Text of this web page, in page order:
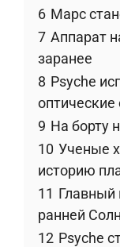
6 Марс
7 Аппарат
заранее
8 Psyche
9 На борту
10 Ученые
историю
11 Главный
ранней
12 Psyche